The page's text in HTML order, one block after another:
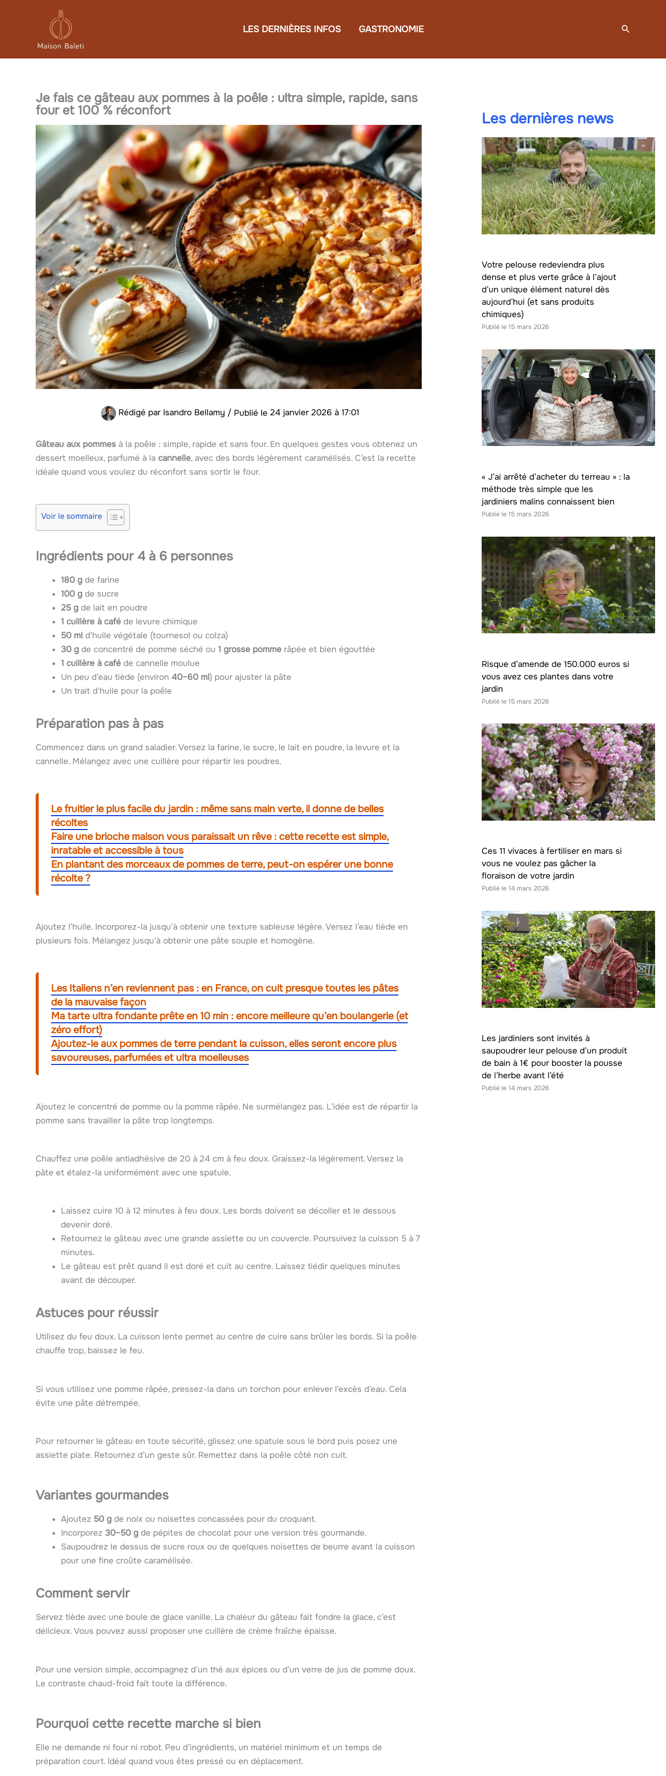
LES DERNIÈRES INFOS GASTRONOMIE
Je fais ce gâteau aux pommes à la poêle : ultra simple, rapide, sans
four et 100 % réconfort
Rédigé par Isandro Bellamy / 24 janvier 2026 à 17:01
Gâteau aux pommes à la poêle : simple, rapide et sans four. En quelques gestes vous obtenez un
dessert moelleux, parfumé à la cannelle, avec des bords légèrement caramélisés. C’est la recette
idéale quand vous voulez du réconfort sans sortir le four.
Voir le sommaire
Ingrédients pour 4 à 6 personnes
180 g de farine
100 g de sucre
25 g de lait en poudre
1 cuillère à café de levure chimique
50 ml d’huile végétale (tournesol ou colza)
30 g de concentré de pomme séché ou 1 grosse pomme râpée et bien égouttée
1 cuillère à café de cannelle moulue
Un peu d’eau tiède (environ 40–60 ml) pour ajuster la pâte
Un trait d’huile pour la poêle
Préparation pas à pas
Commencez dans un grand saladier. Versez la farine, le sucre, le lait en poudre, la levure et la
cannelle. Mélangez avec une cuillère pour répartir les poudres.
Le fruitier le plus facile du jardin : même sans main verte, il donne de belles
récoltes
Faire une brioche maison vous paraissait un rêve : cette recette est simple,
inratable et accessible à tous
En plantant des morceaux de pommes de terre, peut-on espérer une bonne
récolte ?
Ajoutez l’huile. Incorporez-la jusqu’à obtenir une texture sableuse légère. Versez l’eau tiède en
plusieurs fois. Mélangez jusqu’à obtenir une pâte souple et homogène.
Les Italiens n’en reviennent pas : en France, on cuit presque toutes les pâtes
de la mauvaise façon
Ma tarte ultra fondante prête en 10 min : encore meilleure qu’en boulangerie (et
zéro effort)
Ajoutez-le aux pommes de terre pendant la cuisson, elles seront encore plus
savoureuses, parfumées et ultra moelleuses
Ajoutez le concentré de pomme ou la pomme râpée. Ne surmélangez pas. L’idée est de répartir la
pomme sans travailler la pâte trop longtemps.
Chauffez une poêle antiadhésive de 20 à 24 cm à feu doux. Graissez-la légèrement. Versez la
pâte et étalez-la uniformément avec une spatule.
Laissez cuire 10 à 12 minutes à feu doux. Les bords doivent se décoller et le dessous
devenir doré.
Retournez le gâteau avec une grande assiette ou un couvercle. Poursuivez la cuisson 5 à 7
minutes.
Le gâteau est prêt quand il est doré et cuit au centre. Laissez tiédir quelques minutes
avant de découper.
Astuces pour réussir
Utilisez du feu doux. La cuisson lente permet au centre de cuire sans brûler les bords. Si la poêle
chauffe trop, baissez le feu.
Si vous utilisez une pomme râpée, pressez-la dans un torchon pour enlever l’excès d’eau. Cela
évite une pâte détrempée.
Pour retourner le gâteau en toute sécurité, glissez une spatule sous le bord puis posez une
assiette plate. Retournez d’un geste sûr. Remettez dans la poêle côté non cuit.
Variantes gourmandes
Ajoutez 50 g de noix ou noisettes concassées pour du croquant.
Incorporez 30–50 g de pépites de chocolat pour une version très gourmande.
Saupoudrez le dessus de sucre roux ou de quelques noisettes de beurre avant la cuisson
pour une fine croûte caramélisée.
Comment servir
Servez tiède avec une boule de glace vanille. La chaleur du gâteau fait fondre la glace, c’est
délicieux. Vous pouvez aussi proposer une cuillère de crème fraîche épaisse.
Pour une version simple, accompagnez d’un thé aux épices ou d’un verre de jus de pomme doux.
Le contraste chaud-froid fait toute la différence.
Pourquoi cette recette marche si bien
Elle ne demande ni four ni robot. Peu d’ingrédients, un matériel minimum et un temps de
préparation court. Idéal quand vous êtes pressé ou en déplacement.
Les dernières news
Votre pelouse redeviendra plus
dense et plus verte grâce à l’ajout
d’un unique élément naturel dès
aujourd’hui (et sans produits
chimiques)
15 mars 2026
« J’ai arrêté d’acheter du terreau » : la
méthode très simple que les
jardiniers malins connaissent bien
15 mars 2026
Risque d’amende de 150.000 euros si
vous avez ces plantes dans votre
jardin
15 mars 2026
Ces 11 vivaces à fertiliser en mars si
vous ne voulez pas gâcher la
floraison de votre jardin
14 mars 2026
Les jardiniers sont invités à
saupoudrer leur pelouse d’un produit
de bain à 1€ pour booster la pousse
de l’herbe avant l’été
14 mars 2026